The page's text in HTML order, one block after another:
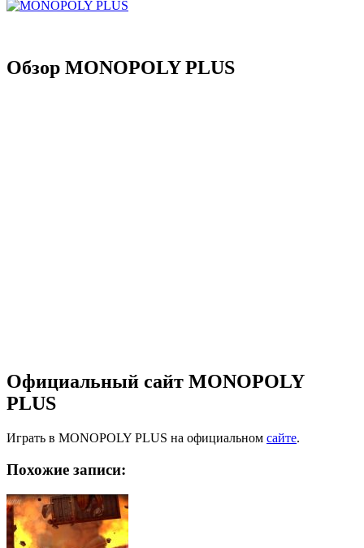
Обзор MONOPOLY PLUS
Официальный сайт MONOPOLY
PLUS
Играть в MONOPOLY PLUS на официальном сайте.
Похожие записи: